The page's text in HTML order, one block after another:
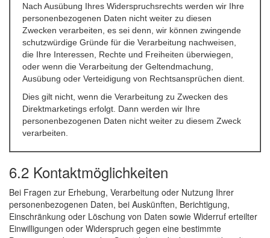
Nach Ausübung Ihres Widerspruchsrechts werden wir Ihre
personenbezogenen Daten nicht weiter zu diesen
Zwecken verarbeiten, es sei denn, wir können zwingende
schutzwürdige Gründe für die Verarbeitung nachweisen,
die Ihre Interessen, Rechte und Freiheiten überwiegen,
oder wenn die Verarbeitung der Geltendmachung,
Ausübung oder Verteidigung von Rechtsansprüchen dient.
Dies gilt nicht, wenn die Verarbeitung zu Zwecken des
Direktmarketings erfolgt. Dann werden wir Ihre
personenbezogenen Daten nicht weiter zu diesem Zweck
verarbeiten.
6.2 Kontaktmöglichkeiten
Bei Fragen zur Erhebung, Verarbeitung oder Nutzung Ihrer
personenbezogenen Daten, bei Auskünften, Berichtigung,
Einschränkung oder Löschung von Daten sowie Widerruf erteilter
Einwilligungen oder Widerspruch gegen eine bestimmte